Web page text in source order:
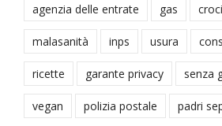
agenzia delle entrate gas
malasanità inps usura
ricette garante privacy senza
vegan polizia postale padri